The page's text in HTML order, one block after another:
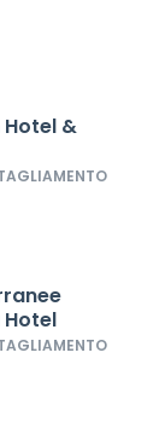
&
Hotel